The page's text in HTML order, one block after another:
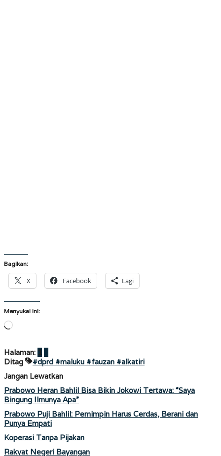
Bagikan:
X Facebook Lagi
Menyukai ini:
Memuat...
Halaman: 1
Ditag
#dprd #maluku #fauzan #alkatiri
Jangan Lewatkan
Prabowo Heran Bahlil Bisa Bikin Jokowi Tertawa: “Saya
Bingung Ilmunya Apa”
Prabowo Puji Bahlil: Pemimpin Harus Cerdas, Berani dan
Punya Empati
Koperasi Tanpa Pijakan
Rakyat Negeri Bayangan